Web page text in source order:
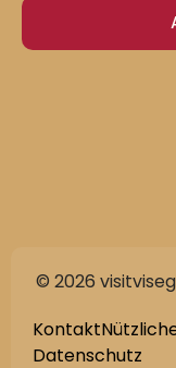
© 2026
Kontakt
Datenschutz